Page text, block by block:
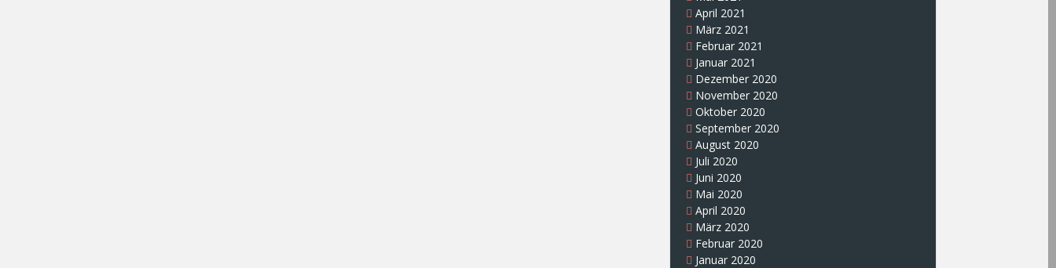
April 2021
März 2021
Februar 2021
Januar 2021
Dezember 2020
November 2020
Oktober 2020
September 2020
August 2020
Juli 2020
Juni 2020
Mai 2020
April 2020
März 2020
Februar 2020
Januar 2020